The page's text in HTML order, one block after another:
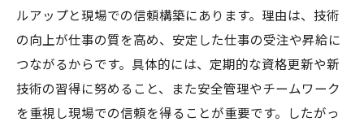
ルアップと現場での信頼構築にあります。理由は、技術
の向上が仕事の質を高め、安定した仕事の受注や昇給に
つながるからです。具体的には、定期的な資格更新や新
技術の習得に努めること、また安全管理やチームワーク
を重視し現場での信頼を得ることが重要です。したがっ